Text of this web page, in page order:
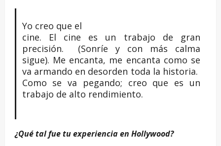
Yo creo que el
cine. El cine es un trabajo de gran
precisión. (Sonríe y con más calma
sigue). Me encanta, me encanta como se
va armando en desorden toda la historia.
Como se va pegando; creo que es un
trabajo de alto rendimiento.
¿Qué tal fue tu experiencia en Hollywood?